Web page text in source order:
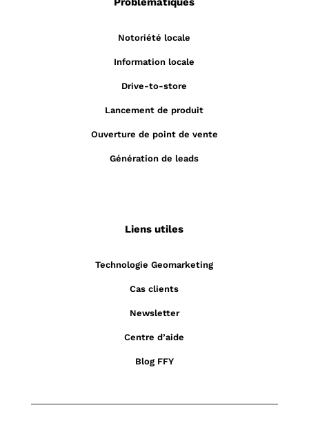
Notoriété locale
Information locale
Drive-to-store
Lancement de produit
Ouverture de point de vente
Génération de leads
Liens utiles
Technologie Geomarketing
Cas clients
Newsletter
Centre d’aide
Blog FFY